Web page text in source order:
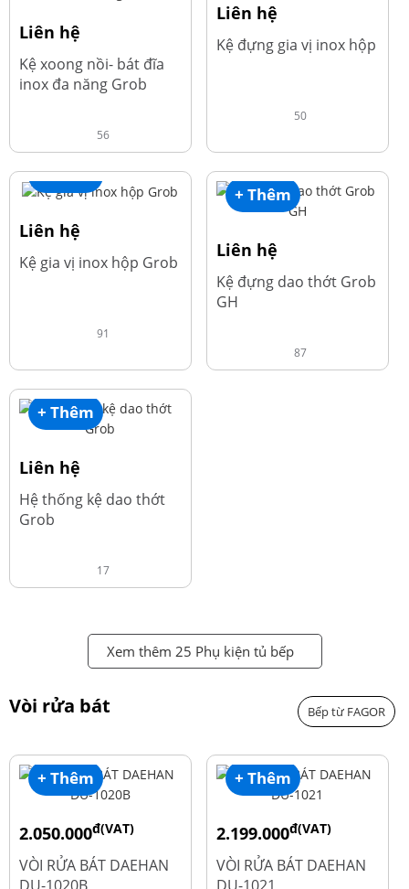
Liên hệ
Kệ xoong nồi- bát đĩa
inox đa năng Grob
56
Liên hệ
Kệ đựng gia vị inox hộp
50
+ Thêm
Liên hệ
Kệ gia vị inox hộp Grob
91
+ Thêm
Liên hệ
Kệ đựng dao thớt Grob
GH
87
+ Thêm
Liên hệ
Hệ thống kệ dao thớt
Grob
17
Xem thêm 25 Phụ kiện tủ bếp
Vòi rửa bát Bếp từ FAGOR
+ Thêm
2.050.000đ(VAT)
2.600.000
VÒI RỬA BÁT DAEHAN
DU-1020B
+ Thêm
2.199.000đ(VAT)
2.900.000
VÒI RỬA BÁT DAEHAN
DU-1021